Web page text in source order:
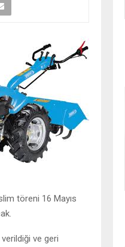
töreni 16 Mayıs
ve geri